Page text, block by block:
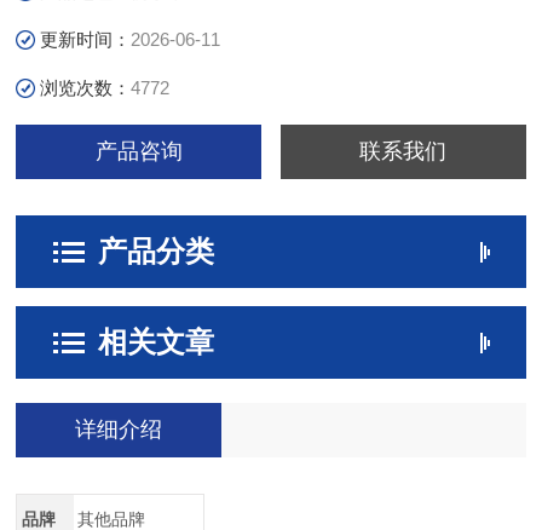
更新时间： 2026-06-11
浏览次数：4772
产品咨询 联系我们
产品分类
相关文章
详细介绍
品牌 其他品牌